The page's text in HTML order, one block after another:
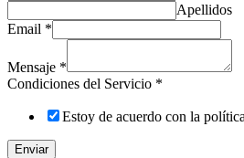
Apellidos
Email *
Mensaje *
Condiciones del Servicio *
Estoy de acuerdo con la
Enviar